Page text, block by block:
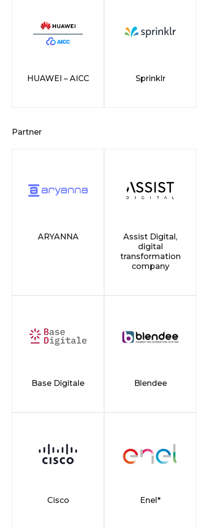
HUAWEI – AICC Sprinklr
Partner
ARYANNA
Assist Digital,
digital
transformation
company
Base Digitale Blendee
Cisco Enel*